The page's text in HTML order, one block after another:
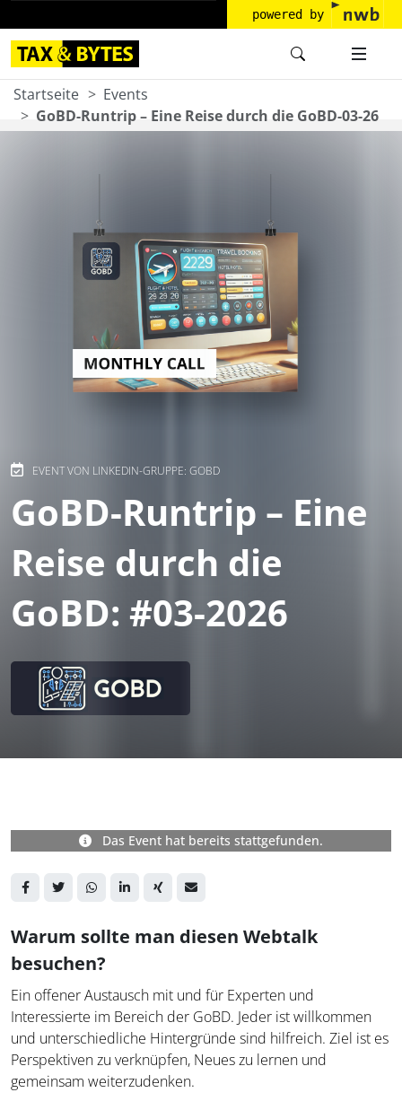
powered by
Startseite
Events
GoBD-Runtrip – Eine Reise durch die GoBD-03-26
EVENT VON LINKEDIN-GRUPPE: GOBD
GoBD-Runtrip – Eine
Reise durch die
GoBD: #03-2026
Das Event hat bereits stattgefunden.
Warum sollte man diesen Webtalk
besuchen?
Ein offener Austausch mit und für Experten und
Interessierte im Bereich der GoBD. Jeder ist willkommen
und unterschiedliche Hintergründe sind hilfreich. Ziel ist es
Perspektiven zu verknüpfen, Neues zu lernen und
gemeinsam weiterzudenken.